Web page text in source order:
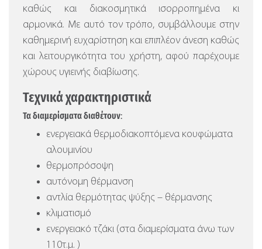
καθώς και διακοσμητικά ισορροπημένα κι
αρμονικά. Με αυτό τον τρόπο, συμβάλλουμε στην
καθημερινή ευχαρίστηση και επιπλέον άνεση καθώς
και λειτουργικότητα του χρήστη, αφού παρέχουμε
χώρους υγιεινής διαβίωσης.
Τεχνικά χαρακτηριστικά
Τα διαμερίσματα διαθέτουν:
ενεργειακά θερμοδιακοπτόμενα κουφώματα
αλουμινίου
θερμοπρόσοψη
αυτόνομη θέρμανση
αντλία θερμότητας ψύξης – θέρμανσης
κλιματισμό
ενεργειακό τζάκι (στα διαμερίσματα άνω των
110τ.μ. )